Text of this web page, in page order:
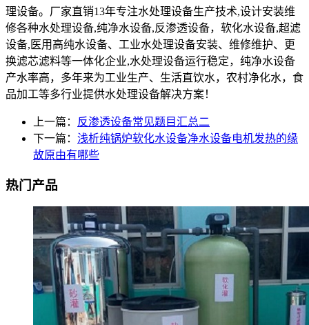
理设备。厂家直销13年专注水处理设备生产技术,设计安装维
修各种水处理设备,纯净水设备,反渗透设备，软化水设备,超滤
设备,医用高纯水设备、工业水处理设备安装、维修维护、更
换滤芯滤料等一体化企业,水处理设备运行稳定，纯净水设备
产水率高，多年来为工业生产、生活直饮水，农村净化水，食
品加工等多行业提供水处理设备解决方案！
上一篇：
反渗透设备常见题目汇总二
下一篇： 浅析纯锅炉软化水设备净水设备电机发热的缘
故原由有哪些
热门产品